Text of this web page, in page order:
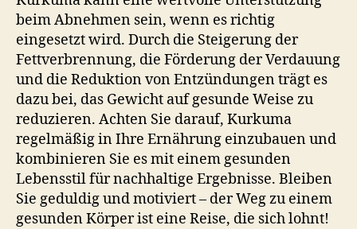
beim Abnehmen sein, wenn es richtig
eingesetzt wird. Durch die Steigerung der
Fettverbrennung, die Förderung der Verdauung
und die Reduktion von Entzündungen trägt es
dazu bei, das Gewicht auf gesunde Weise zu
reduzieren. Achten Sie darauf, Kurkuma
regelmäßig in Ihre Ernährung einzubauen und
kombinieren Sie es mit einem gesunden
Lebensstil für nachhaltige Ergebnisse. Bleiben
Sie geduldig und motiviert – der Weg zu einem
gesunden Körper ist eine Reise, die sich lohnt!